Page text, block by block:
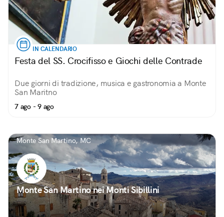
IN CALENDARIO
Festa del SS. Crocifisso e Giochi delle Contrade
Due giorni di tradizione, musica e gastronomia a Monte
San Maritno
7 ago - 9 ago
Monte San Martino, MC
Monte San Martino nei Monti Sibillini